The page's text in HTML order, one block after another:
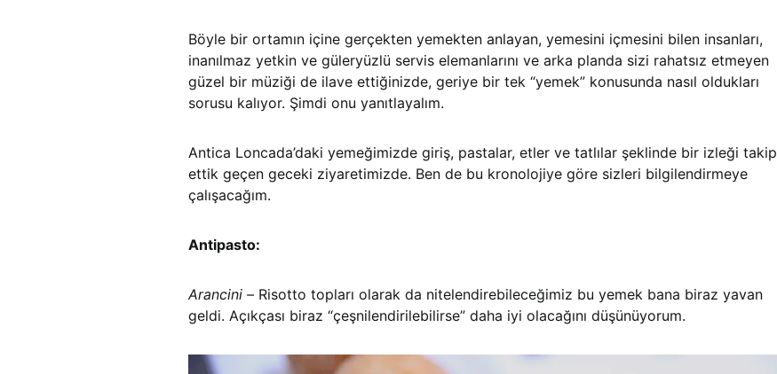
Böyle bir ortamın içine gerçekten yemekten anlayan, yemesini içmesini bilen insanları,
inanılmaz yetkin ve güleryüzlü servis elemanlarını ve arka planda sizi rahatsız etmeyen
güzel bir müziği de ilave ettiğinizde, geriye bir tek “yemek” konusunda nasıl oldukları
sorusu kalıyor. Şimdi onu yanıtlayalım.
Antica Loncada’daki yemeğimizde giriş, pastalar, etler ve tatlılar şeklinde bir izleği takip
ettik geçen geceki ziyaretimizde. Ben de bu kronolojiye göre sizleri bilgilendirmeye
çalışacağım.
Antipasto:
Arancini – Risotto topları olarak da nitelendirebileceğimiz bu yemek bana biraz yavan
geldi. Açıkçası biraz “çeşnilendirilebilirse” daha iyi olacağını düşünüyorum.